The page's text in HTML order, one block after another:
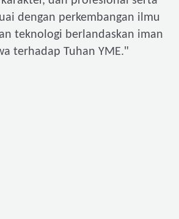
dengan perkembangan ilmu
teknologi berlandaskan iman
terhadap Tuhan YME."